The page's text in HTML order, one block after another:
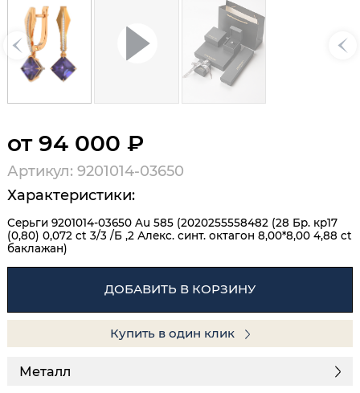
от 94 000 ₽
Артикул: 9201014-03650
Характеристики:
Серьги 9201014-03650 Au 585 (2020255558482 (28 Бр. кр17
(0,80) 0,072 ct 3/3 /Б ,2 Алекс. синт. октагон 8,00*8,00 4,88 ct
баклажан)
ДОБАВИТЬ В КОРЗИНУ
Купить в один клик
Металл